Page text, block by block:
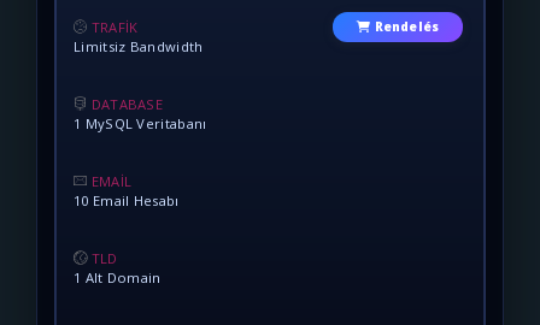
TRAFİK
Limitsiz Bandwidth
DATABASE
1 MySQL Veritabanı
EMAİL
10 Email Hesabı
TLD
1 Alt Domain
Rendelés